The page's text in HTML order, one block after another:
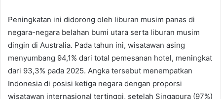
Peningkatan ini didorong oleh liburan musim panas di
negara-negara belahan bumi utara serta liburan musim
dingin di Australia. Pada tahun ini, wisatawan asing
menyumbang 94,1% dari total pemesanan hotel, meningkat
dari 93,3% pada 2025. Angka tersebut menempatkan
Indonesia di posisi ketiga negara dengan proporsi
wisatawan internasional tertinggi, setelah Singapura (97%)